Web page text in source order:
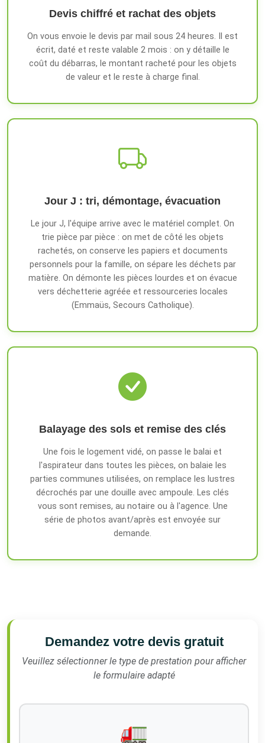
Devis chiffré et rachat des objets
On vous envoie le devis par mail sous 24 heures. Il est
écrit, daté et reste valable 2 mois : on y détaille le
coût du débarras, le montant racheté pour les objets
de valeur et le reste à charge final.
Jour J : tri, démontage, évacuation
Le jour J, l'équipe arrive avec le matériel complet. On
trie pièce par pièce : on met de côté les objets
rachetés, on conserve les papiers et documents
personnels pour la famille, on sépare les déchets par
matière. On démonte les pièces lourdes et on évacue
vers déchetterie agréée et ressourceries locales
(Emmaüs, Secours Catholique).
Balayage des sols et remise des clés
Une fois le logement vidé, on passe le balai et
l'aspirateur dans toutes les pièces, on balaie les
parties communes utilisées, on remplace les lustres
décrochés par une douille avec ampoule. Les clés
vous sont remises, au notaire ou à l'agence. Une
série de photos avant/après est envoyée sur
demande.
Demandez votre devis gratuit
Veuillez sélectionner le type de prestation pour afficher
le formulaire adapté
🚛